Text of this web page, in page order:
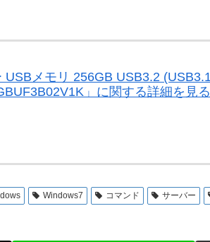
メモリ 256GB USB3.2
」に関する詳細を見る
Windows7 コマンド サーバー